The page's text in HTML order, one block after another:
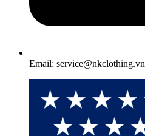
Email: service@nkclothing.vn